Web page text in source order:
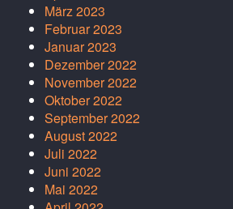
März 2023
Februar 2023
Januar 2023
Dezember 2022
November 2022
Oktober 2022
September 2022
August 2022
Juli 2022
Juni 2022
Mai 2022